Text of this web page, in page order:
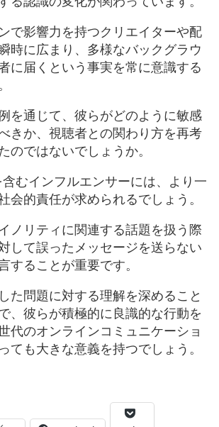
で影響力を持つクリエイターや配
時に広まり、多様なバックグラウ
に届くという事実を常に意識する
を通じて、彼らがどのように敏感
きか、視聴者との関わり方を再考
のではないでしょうか。
むインフルエンサーには、より一
会的責任が求められるでしょう。
ノリティに関連する話題を扱う際
して誤ったメッセージを送らない
することが重要です。
た問題に対する理解を深めること
、彼らが積極的に良識的な行動を
代のオンラインコミュニケーショ
ても大きな意義を持つでしょう。